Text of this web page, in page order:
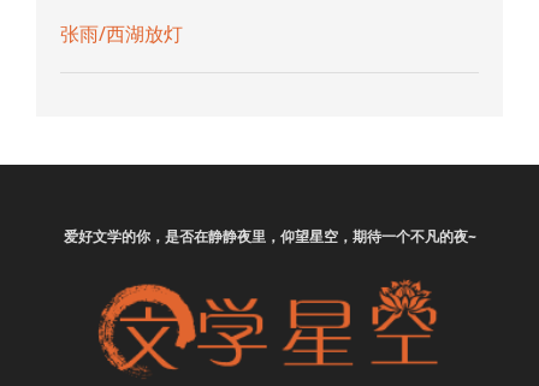
张雨/西湖放灯
爱好文学的你，是否在静静夜里，仰望星空，期待一个不凡的夜~